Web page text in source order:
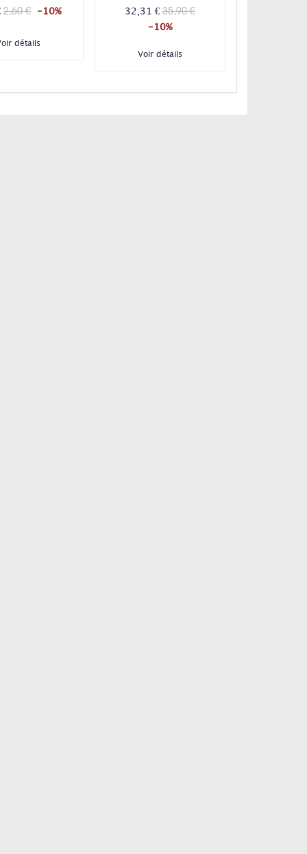
Free Ganz !
2,60 € -10%
détails
Cet adaptateur
14/18 permet
avec la plupart des
32,31 €35,90 €
-10%
Voir détails